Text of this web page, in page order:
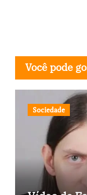
Você pode
Sociedade